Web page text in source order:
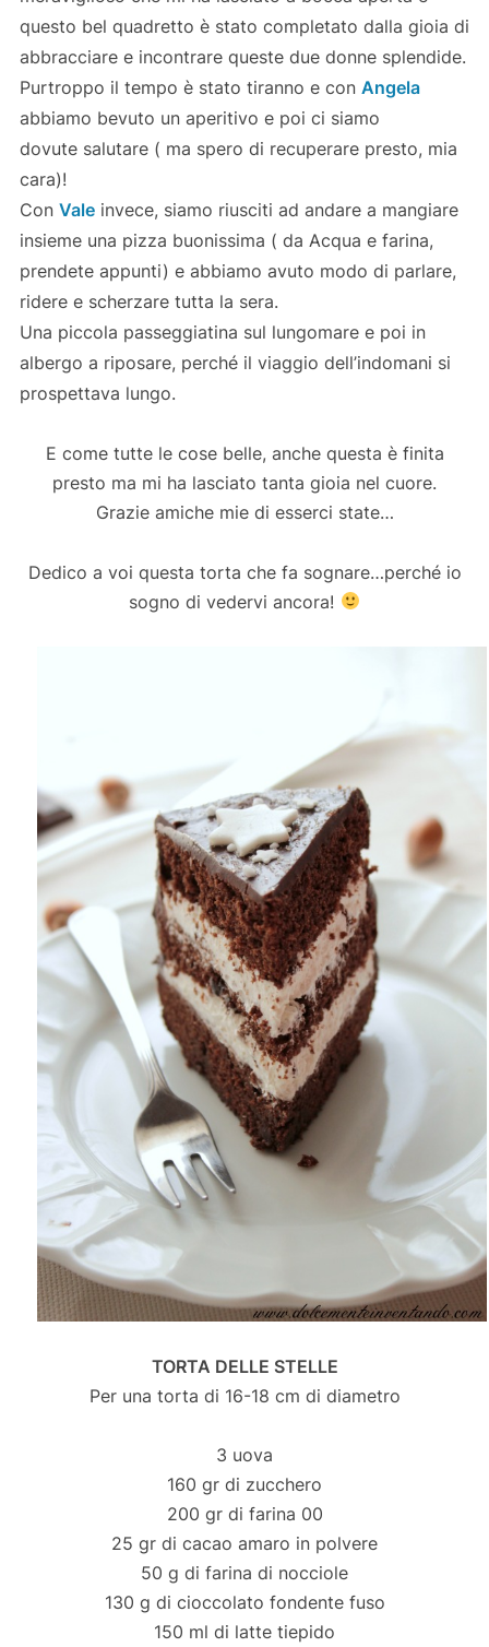
questo bel quadretto è stato completato dalla gioia di
abbracciare e incontrare queste due donne splendide.
Purtroppo il tempo è stato tiranno e con Angela
abbiamo bevuto un aperitivo e poi ci siamo
dovute salutare ( ma spero di recuperare presto, mia
cara)!
Con Valeinvece, siamo riusciti ad andare a mangiare
insieme una pizza buonissima ( da Acqua e farina,
prendete appunti) e abbiamo avuto modo di parlare,
ridere e scherzare tutta la sera.
Una piccola passeggiatina sul lungomare e poi in
albergo a riposare, perché il viaggio dell’indomani si
prospettava lungo.
E come tutte le cose belle, anche questa è finita
presto ma mi ha lasciato tanta gioia nel cuore.
Grazie amiche mie di esserci state…
Dedico a voi questa torta che fa sognare…perché io
sogno di vedervi ancora!
TORTA DELLE STELLE
Per una torta di 16-18 cm di diametro
3 uova
160 gr di zucchero
200 gr di farina 00
25 gr di cacao amaro in polvere
50 g di farina di nocciole
130 g di cioccolato fondente fuso
150 ml di latte tiepido